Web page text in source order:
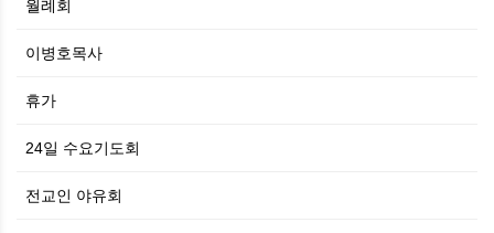
월례회
이병호목사
휴가
24일 수요기도회
전교인 야유회